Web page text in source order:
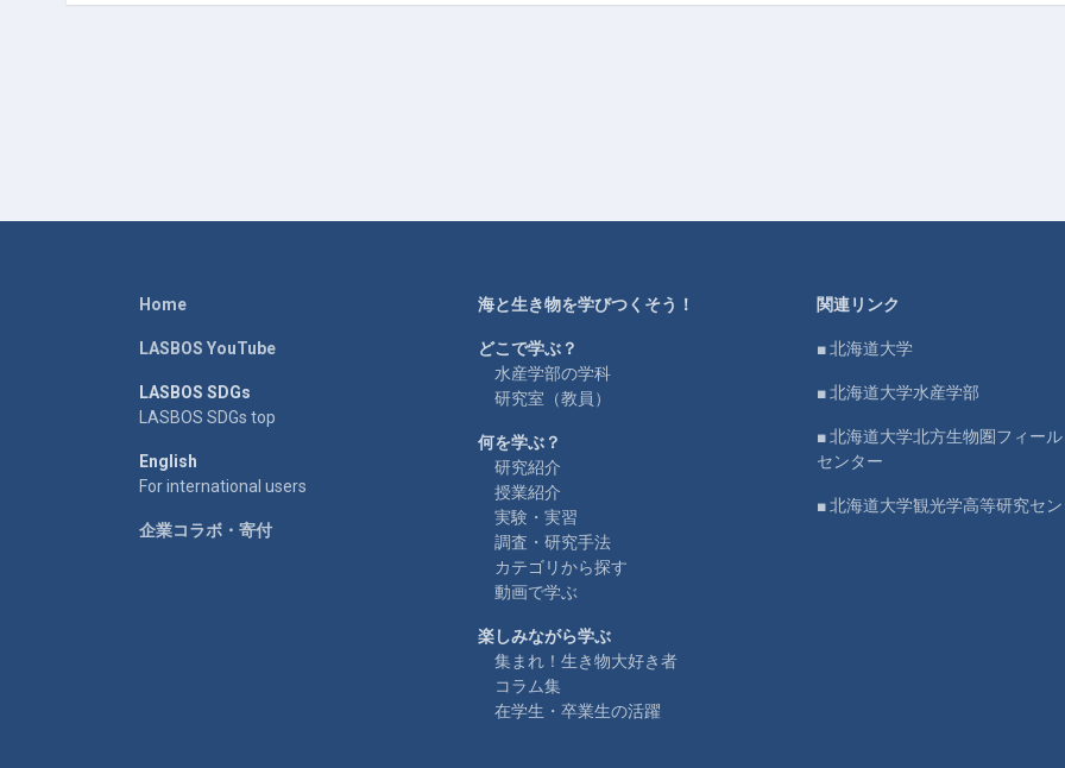
Home
LASBOS YouTube
LASBOS SDGs
LASBOS SDGs top
English
For international users
企業コラボ・寄付
海と生き物を学びつくそう！
どこで学ぶ？
水産学部の学科
研究室（教員）
何を学ぶ？
研究紹介
授業紹介
実験・実習
調査・研究手法
カテゴリから探す
動画で学ぶ
楽しみながら学ぶ
集まれ！生き物大好き者
コラム集
在学生・卒業生の活躍
関連リンク
■ 北海道大学
■ 北海道大学水産学部
■ 北海道大学北方生物圏フィー
センター
■ 北海道大学観光学高等研究セ